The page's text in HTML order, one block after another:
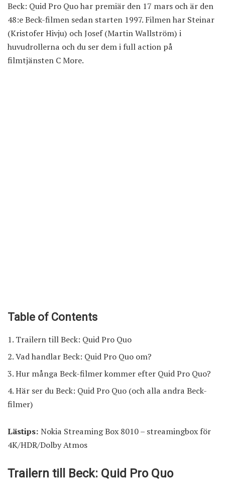
Beck: Quid Pro Quo har premiär den 17 mars och är den
48:e Beck-filmen sedan starten 1997. Filmen har Steinar
(Kristofer Hivju) och Josef (Martin Wallström) i
huvudrollerna och du ser dem i full action på
filmtjänsten C More.
Table of Contents
Trailern till Beck: Quid Pro Quo
Vad handlar Beck: Quid Pro Quo om?
Hur många Beck-filmer kommer efter Quid Pro Quo?
Här ser du Beck: Quid Pro Quo (och alla andra Beck-
filmer)
Lästips: Nokia Streaming Box 8010 – streamingbox för
4K/HDR/Dolby Atmos
Trailern till Beck: Quid Pro Quo